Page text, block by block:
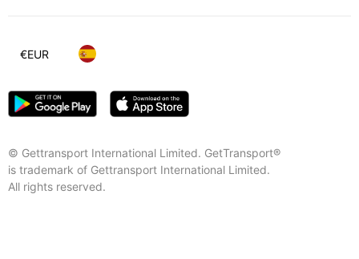
© Gettransport International Limited. GetTransport®
is trademark of Gettransport International Limited.
All rights reserved.
€EUR